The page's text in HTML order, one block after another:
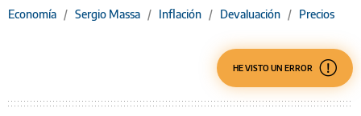
Economía / Sergio Massa / Inflación / Devaluación / Precios
HE VISTO UN ERROR